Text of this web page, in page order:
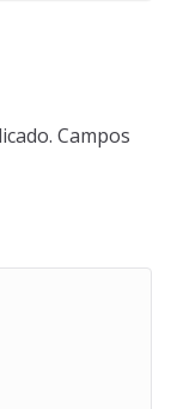
Campos